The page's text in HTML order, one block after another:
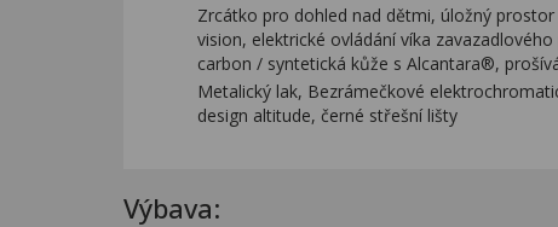
Zrcátko pro dohled nad dětmi, úložný
vision, elektrické ovládání víka
carbon / syntetická kůže s Alcantara®,
Metalický lak, Bezrámečkové
design altitude, černé střešní lišty
Výbava: